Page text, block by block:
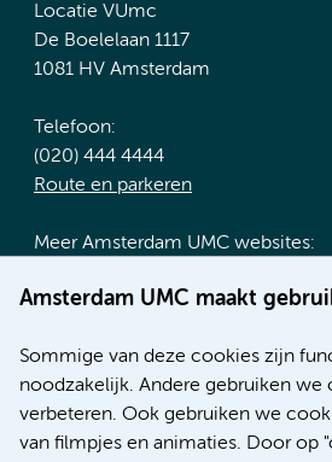
Amsterdam UMC maakt
Sommige van deze cookies zijn
noodzakelijk. Andere gebruiken we
verbeteren. Ook gebruiken we
van filmpjes en animaties. Door op
Locatie VUmc
De Boelelaan 1117
1081 HV Amsterdam
Telefoon:
(020) 444 4444
Route en parkeren
Meer Amsterdam UMC websites:
Werken bij Amsterdam UMC
Nieuws
Research
Educatie locatie AMC
Educatie locatie VUmc